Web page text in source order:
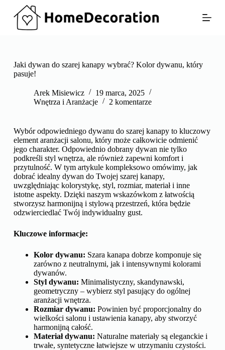
d
Jaki dywan do szarej kanapy wybrać? Kolor dywanu, który
pasuje!
Arek Misiewicz
19 marca, 2025
Wnętrza i Aranżacje
2 komentarze
Wybór odpowiedniego dywanu do szarej kanapy to kluczowy
element aranżacji salonu, który może całkowicie odmienić
jego charakter. Odpowiednio dobrany dywan nie tylko
podkreśli styl wnętrza, ale również zapewni komfort i
przytulność. W tym artykule kompleksowo omówimy, jak
dobrać idealny dywan do Twojej szarej kanapy,
uwzględniając kolorystykę, styl, rozmiar, materiał i inne
istotne aspekty. Dzięki naszym wskazówkom z łatwością
stworzysz harmonijną i stylową przestrzeń, która będzie
odzwierciedlać Twój indywidualny gust.
Kluczowe informacje:
Kolor dywanu: Szara kanapa dobrze komponuje się
zarówno z neutralnymi, jak i intensywnymi kolorami
dywanów.
Styl dywanu: Minimalistyczny, skandynawski,
geometryczny – wybierz styl pasujący do ogólnej
aranżacji wnętrza.
Rozmiar dywanu: Powinien być proporcjonalny do
wielkości salonu i ustawienia kanapy, aby stworzyć
harmonijną całość.
Materiał dywanu: Naturalne materiały są eleganckie i
trwałe, syntetyczne łatwiejsze w utrzymaniu czystości.